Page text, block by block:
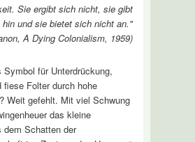
Sie ergibt sich nicht, sie gibt
und sie bietet sich nicht an."
A Dying Colonialism, 1959)
Symbol für Unterdrückung,
fiese Folter durch hohe
Weit gefehlt. Mit viel Schwung
das kleine
dem Schatten der